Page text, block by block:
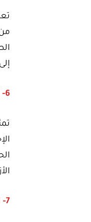
إلى
6- أزمة كوفيد- 19
7- الظروف السياسية الغير مستقرة